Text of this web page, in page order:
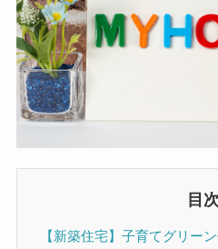
目次
【新築住宅】子育てグリー